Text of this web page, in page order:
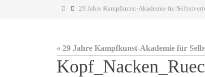
Start29 Jahre Kampfkunst-Akademie für
« 29 Jahre Kampfkunst-Akademie für